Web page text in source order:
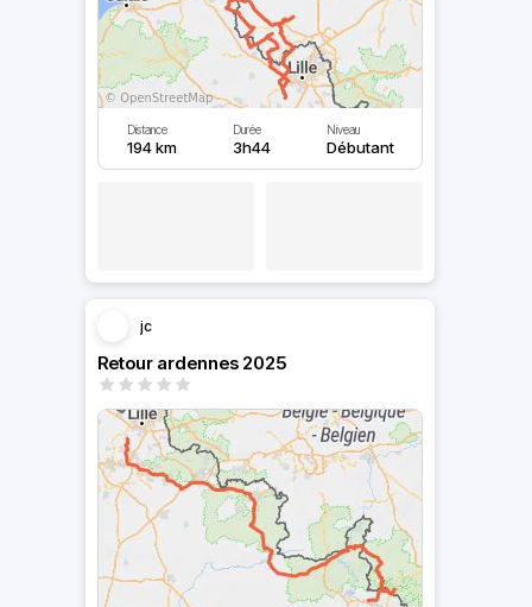
Distance
194 km
Durée
3h44
Niveau
Débutant
jc
Retour ardennes 2025